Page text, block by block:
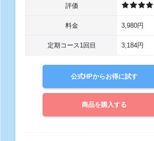
評価
料金 3,980円
定期コース1回目 3,184円
公式HPからお得に試す
商品を購入する